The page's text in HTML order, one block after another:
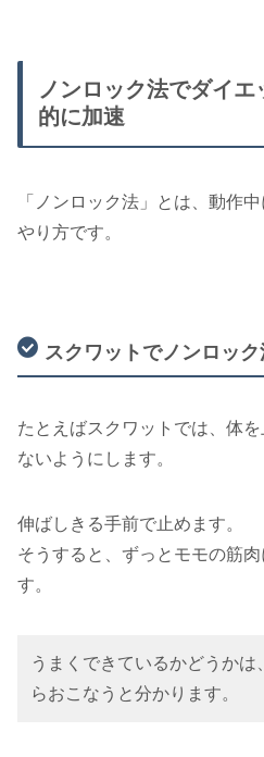
ノンロック法でダイ
的に加速
「ノンロック法」とは、動作
やり方です。
スクワットでノンロック
たとえばスクワットでは、体
ないようにします。
伸ばしきる手前で止めます。
そうすると、ずっとモモの筋
す。
うまくできているかどうか
らおこなうと分かります。